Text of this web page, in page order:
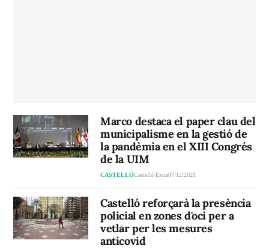
Marco destaca el paper clau del
municipalisme en la gestió de
la pandèmia en el XIII Congrés
de la UIM
CASTELLÓCastelló Extra07/12/2021
Castelló reforçarà la presència
policial en zones d'oci per a
vetlar per les mesures
anticovid